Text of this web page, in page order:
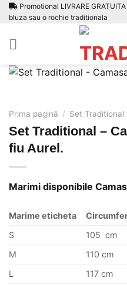
Skip Promotional LIVRARE
bluza sau o rochie traditionala
Prima pagină / Set Traditional
Set Traditional –
fiu Aurel.
Marimi disponibile
Marime eticheta
S
105 cm
M
110 cm
L
117 cm